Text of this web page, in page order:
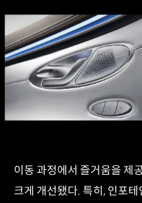
이동 과정에서 즐거움을 제
크게 개선됐다. 특히, 인포